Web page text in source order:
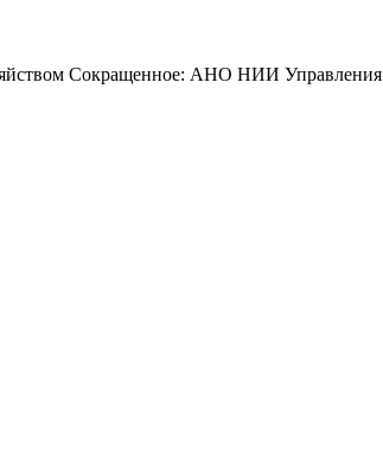
Сокращенное: АНО НИИ Управления